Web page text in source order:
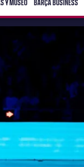
Y MUSEO BARÇA BUSINESS